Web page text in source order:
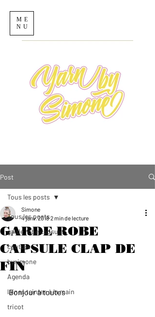
ME
NU
Post
Tous les posts
garde robe capsule
couture
bysimone
Agenda
laines teintes à la main
tricot
Tous les posts
GARDE ROBE
CAPSULE CLAP DE
FIN
Simone
4 janv. 2018 2 min de lecture
Bonjour à toutes